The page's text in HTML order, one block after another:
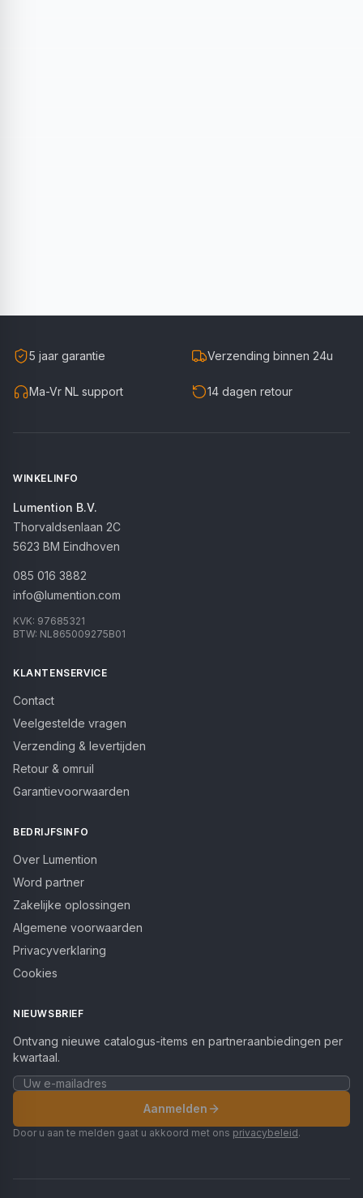
5 jaar garantie Verzending binnen 24u
Ma-Vr NL support 14 dagen retour
WINKELINFO
Lumention B.V.
Thorvaldsenlaan 2C
5623 BM Eindhoven
085 016 3882
info@lumention.com
KVK: 97685321
BTW: NL865009275B01
KLANTENSERVICE
Contact
Veelgestelde vragen
Verzending & levertijden
Retour & omruil
Garantievoorwaarden
BEDRIJFSINFO
Over Lumention
Word partner
Zakelijke oplossingen
Algemene voorwaarden
Privacyverklaring
Cookies
NIEUWSBRIEF
Ontvang nieuwe catalogus-items en partneraanbiedingen per
kwartaal.
Aanmelden
Door u aan te melden gaat u akkoord met ons privacybeleid.